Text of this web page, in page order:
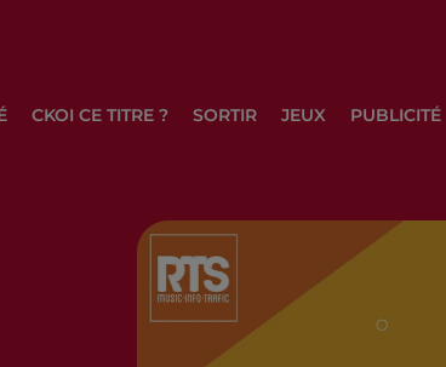
CKOI CE TITRE ? SORTIR JEUX PUBLICITÉ